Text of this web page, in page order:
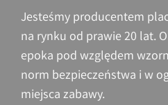
Jesteśmy producentem
na rynku od prawie 20 lat.
epoka pod względem
norm bezpieczeństwa i w
miejsca zabawy.